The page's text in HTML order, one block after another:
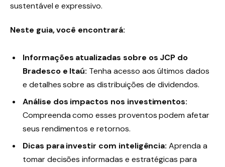
sustentável e expressivo.
Neste guia, você encontrará:
Informações atualizadas sobre os JCP do
Bradesco e Itaú: Tenha acesso aos últimos dados
e detalhes sobre as distribuições de dividendos.
Análise dos impactos nos investimentos:
Compreenda como esses proventos podem afetar
seus rendimentos e retornos.
Dicas para investir com inteligência: Aprenda a
tomar decisões informadas e estratégicas para